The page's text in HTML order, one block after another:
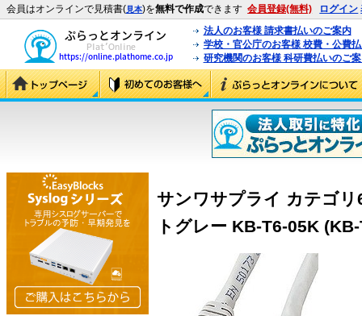
会員はオンラインで見積書(見本)を無料で作成できます 会員登録(無料) ログイン
法人のお客様 請求書払いのご案内
学校・官公庁のお客様 校費・公費
研究機関のお客様 科研費払いのご
サンワサプライ カテゴ
トグレー KB-T6-05K